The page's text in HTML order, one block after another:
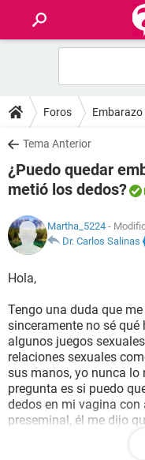
FOROS
SALUD
FAMILIA
NUTRICIÓN
SEXUALIDAD
GLOSARIO
Foros Embarazo
Tema Anterior
¿Puedo quedar
metió los dedos?
Martha_5224 -
Dr. Carlos Salinas
Hola,
Tengo una duda que
sinceramente no sé qué
algunos juegos
relaciones sexuales
sus manos, yo nunca lo
pregunta es si puedo
dedos en mi vagina
preseminal, él me dijo
ni se desabrochó el
pero si en algún